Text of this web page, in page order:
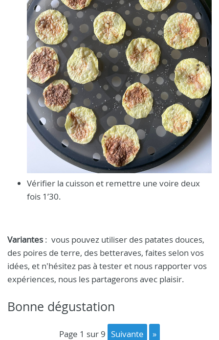
Vérifier la cuisson et remettre une voire deux
fois 1’30.
Variantes : vous pouvez utiliser des patates douces,
des poires de terre, des betteraves, faites selon vos
idées, et n'hésitez pas à tester et nous rapporter vos
expériences, nous les partagerons avec plaisir.
Bonne dégustation
page 1 sur 9 suivante »